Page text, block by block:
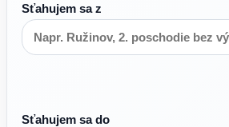
Sťahujem sa z
Sťahujem sa do